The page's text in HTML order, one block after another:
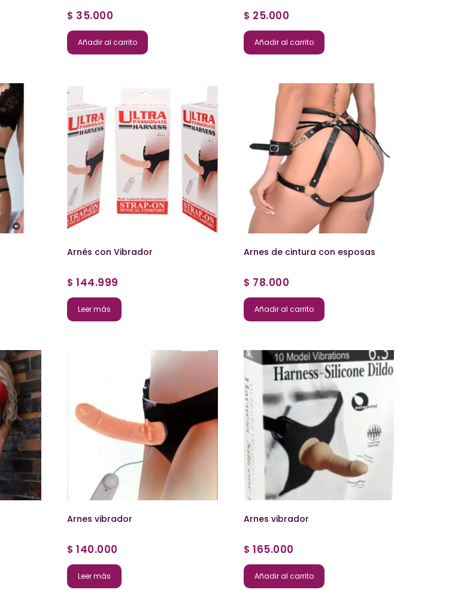
$ 35.000
Añadir al carrito
$ 25.000
Añadir al carrito
Arnés con Vibrador
$ 144.999
Leer más
Arnes de cintura con esposas
$ 78.000
Añadir al carrito
Arnes vibrador
$ 140.000
Leer más
Arnes vibrador
$ 165.000
Añadir al carrito